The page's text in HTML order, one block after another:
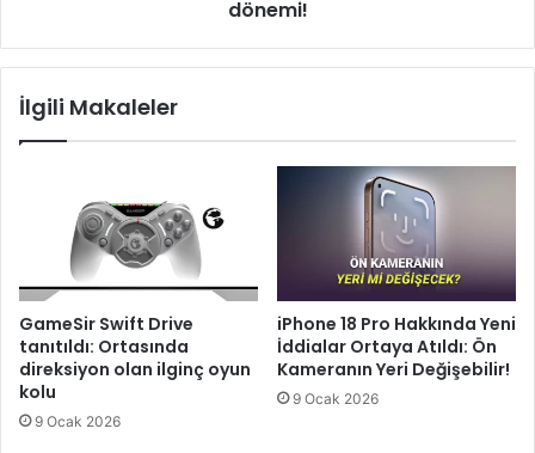
dönemi!
İlgili Makaleler
GameSir Swift Drive
tanıtıldı: Ortasında
direksiyon olan ilginç oyun
kolu
9 Ocak 2026
iPhone 18 Pro Hakkında Yeni
İddialar Ortaya Atıldı: Ön
Kameranın Yeri Değişebilir!
9 Ocak 2026